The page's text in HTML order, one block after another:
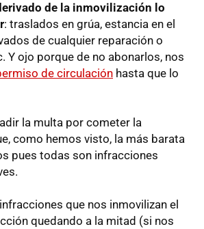
de la inmovilización lo
: traslados en grúa, estancia en el
de cualquier reparación o
Y ojo porque de no abonarlos, nos
de circulación hasta que lo
la multa por cometer la
como hemos visto, la más barata
pues todas son infracciones
que nos inmovilizan el
quedando a la mitad (si nos